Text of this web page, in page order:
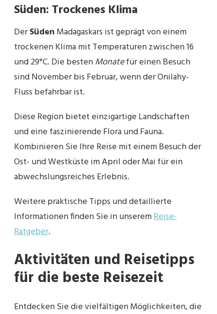
Süden: Trockenes Klima
DerSüden Madagaskars ist geprägt von einem
trockenen Klima mit Temperaturen zwischen 16
und 29°C. Die bestenMonatefür einen Besuch
sind November bis Februar, wenn der Onilahy-
Fluss befahrbar ist.
Diese Region bietet einzigartige Landschaften
und eine faszinierende Flora und Fauna.
Kombinieren Sie Ihre Reise mit einem Besuch der
Ost- und Westküste im April oder Mai für ein
abwechslungsreiches Erlebnis.
Weitere praktische Tipps und detaillierte
Informationen finden Sie in unseremReise-
Ratgeber.
Aktivitäten und Reisetipps
für die beste Reisezeit
Entdecken Sie die vielfältigen Möglichkeiten, die